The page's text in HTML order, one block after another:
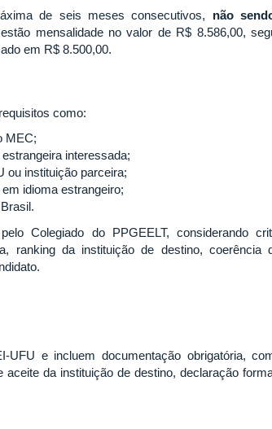
de seis meses consecutivos, não
mensalidade no valor de R$ 8.586,00,
em R$ 8.500,00.
como:
MEC;
interessada;
ou instituição parceira;
idioma estrangeiro;
Colegiado do PPGEELT, considerando
ranking da instituição de destino, coerência
e incluem documentação obrigatória,
da instituição de destino, declaração